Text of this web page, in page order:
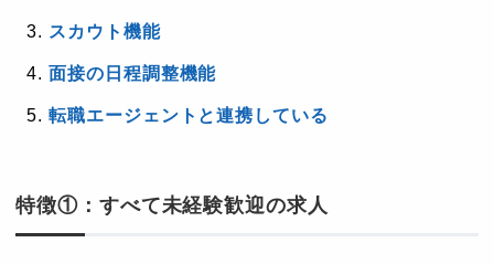
スカウト機能
面接の日程調整機能
転職エージェントと連携している
特徴①：すべて未経験歓迎の求人